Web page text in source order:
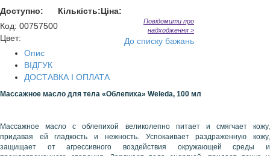
Доступно: Кількість:Ціна:
Код: 00757500
Цвет:
Повідомити про
надходження >
До списку бажань
Опис
ВІДГУК
ДОСТАВКА І ОПЛАТА
Массажное масло для тела «Облепиха» Weleda, 100 мл
Массажное масло с облепихой великолепно питает и смягчает кожу,
придавая ей гладкость и нежность. Успокаивает раздраженную кожу,
защищает от агрессивного воздействия окружающей среды и